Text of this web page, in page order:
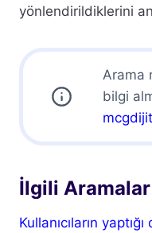
yönlendirildiklerini
Arama
bilgi
İlgili
Kullanıcıların